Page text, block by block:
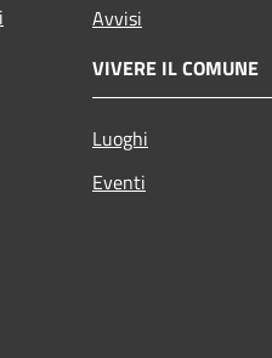
Avvisi
VIVERE IL COMUNE
Luoghi
Eventi